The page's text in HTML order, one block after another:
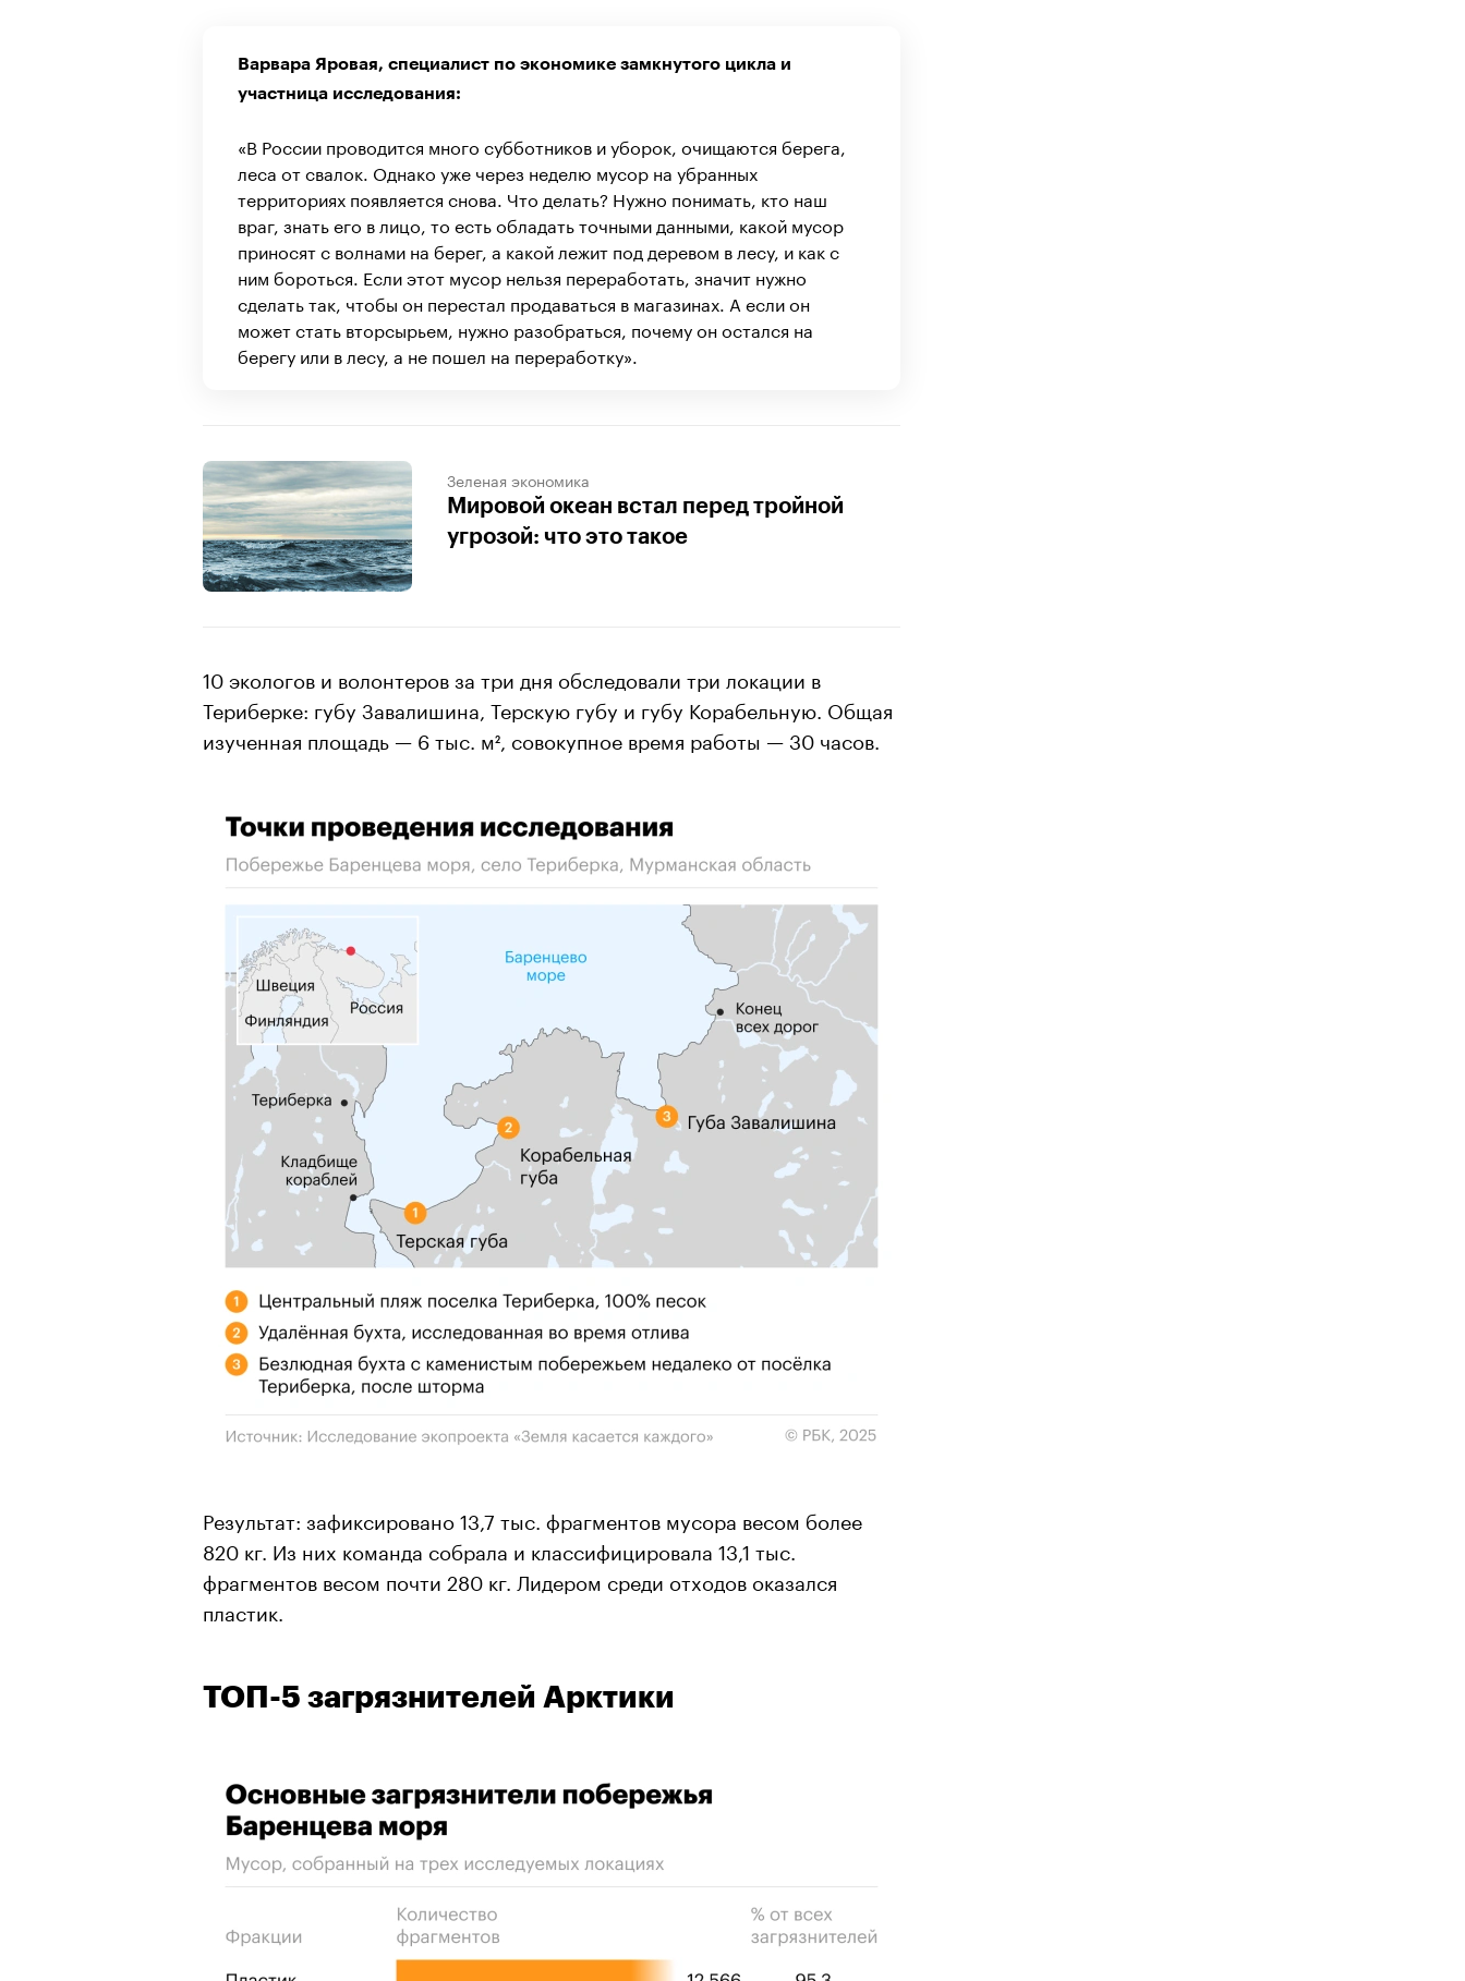
Варвара Яровая, специалист по экономике замкнутого цикла и
участница исследования:
«В России проводится много субботников и уборок, очищаются берега,
леса от свалок. Однако уже через неделю мусор на убранных
территориях появляется снова. Что делать? Нужно понимать, кто наш
враг, знать его в лицо, то есть обладать точными данными, какой мусор
приносят с волнами на берег, а какой лежит под деревом в лесу, и как с
ним бороться. Если этот мусор нельзя переработать, значит нужно
сделать так, чтобы он перестал продаваться в магазинах. А если он
может стать вторсырьем, нужно разобраться, почему он остался на
берегу или в лесу, а не пошел на переработку».
Зеленая экономика
Мировой океан встал перед тройной
угрозой: что это такое
10 экологов и волонтеров за три дня обследовали три локации в
Териберке: губу Завалишина, Терскую губу и губу Корабельную. Общая
изученная площадь — 6 тыс. м², совокупное время работы — 30 часов.
Результат: зафиксировано 13,7 тыс. фрагментов мусора весом более
820 кг. Из них команда собрала и классифицировала 13,1 тыс.
фрагментов весом почти 280 кг. Лидером среди отходов оказался
пластик.
ТОП-5 загрязнителей Арктики